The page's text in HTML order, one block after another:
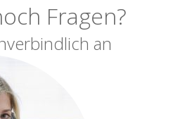
Fragen?
an